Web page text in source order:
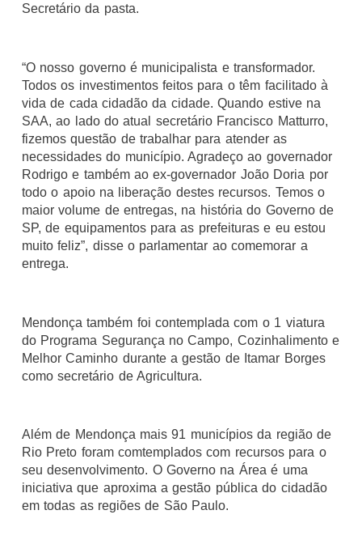
Secretário da pasta.
“O nosso governo é municipalista e transformador.
Todos os investimentos feitos para o têm facilitado à
vida de cada cidadão da cidade. Quando estive na
SAA, ao lado do atual secretário Francisco Matturro,
fizemos questão de trabalhar para atender as
necessidades do município. Agradeço ao governador
Rodrigo e também ao ex-governador João Doria por
todo o apoio na liberação destes recursos. Temos o
maior volume de entregas, na história do Governo de
SP, de equipamentos para as prefeituras e eu estou
muito feliz”, disse o parlamentar ao comemorar a
entrega.
Mendonça também foi contemplada com o 1 viatura
do Programa Segurança no Campo, Cozinhalimento e
Melhor Caminho durante a gestão de Itamar Borges
como secretário de Agricultura.
Além de Mendonça mais 91 municípios da região de
Rio Preto foram comtemplados com recursos para o
seu desenvolvimento. O Governo na Área é uma
iniciativa que aproxima a gestão pública do cidadão
em todas as regiões de São Paulo.